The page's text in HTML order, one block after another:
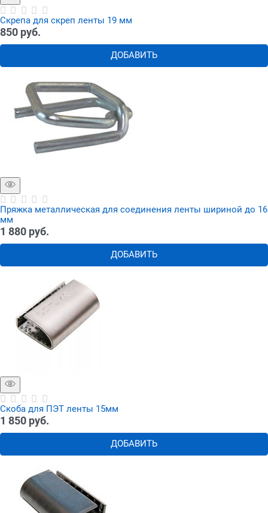
Скрепа для скреп ленты 19 мм
850 руб.
ДОБАВИТЬ
Пряжка металлическая для соединения ленты шириной до 16
мм
1 880 руб.
ДОБАВИТЬ
Cкоба для ПЭТ ленты 15мм
1 850 руб.
ДОБАВИТЬ